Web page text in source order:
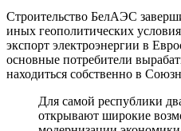
Строительство БелАЭС
иных геополитических
экспорт электроэнергии в
основные потребители
находиться собственно в
Для самой республики
открывают широкие